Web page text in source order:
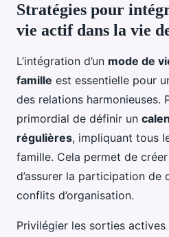
Stratégies pour
vie actif dans la vie
L’intégration d’un mode de
famille est essentielle pour
des relations harmonieuses.
primordial de définir un
régulières, impliquant tous
famille. Cela permet de
d’assurer la participation de
conflits d’organisation.
Privilégier les sorties